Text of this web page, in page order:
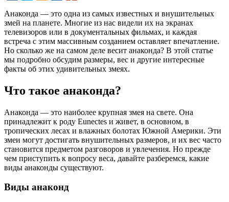
Анаконда — это одна из самых известных и внушительных
змей на планете. Многие из нас видели их на экранах
телевизоров или в документальных фильмах, и каждая
встреча с этим массивным созданием оставляет впечатление.
Но сколько же на самом деле весит анаконда? В этой статье
мы подробно обсудим размеры, вес и другие интересные
факты об этих удивительных змеях.
Что такое анаконда?
Анаконда — это наиболее крупная змея на свете. Она
принадлежит к роду Eunectes и живет, в основном, в
тропических лесах и влажных болотах Южной Америки. Эти
змеи могут достигать внушительных размеров, и их вес часто
становится предметом разговоров и увлечения. Но прежде
чем приступить к вопросу веса, давайте разберемся, какие
виды анаконды существуют.
Виды анаконд